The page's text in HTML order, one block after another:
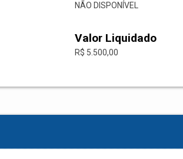
NÃO DISPONÍVEL
Valor Liquidado
R$ 5.500,00